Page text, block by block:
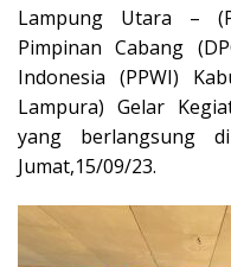
Lampung Utara –
Pimpinan Cabang
Indonesia (PPWI)
Lampura) Gelar
yang berlangsung
Jumat,15/09/23.